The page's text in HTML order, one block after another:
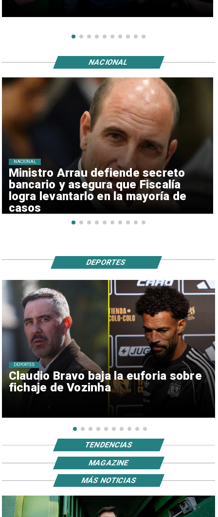
Ministro Arrau defiende secreto
bancario y asegura que Fiscalía
logra levantarlo en la mayoría de
casos
NACIONAL
NACIONAL
Claudio Bravo baja la euforia sobre
fichaje de Vozinha
DEPORTES
DEPORTES
TENDENCIAS
MAGAZINE
MÁS NOTICIAS